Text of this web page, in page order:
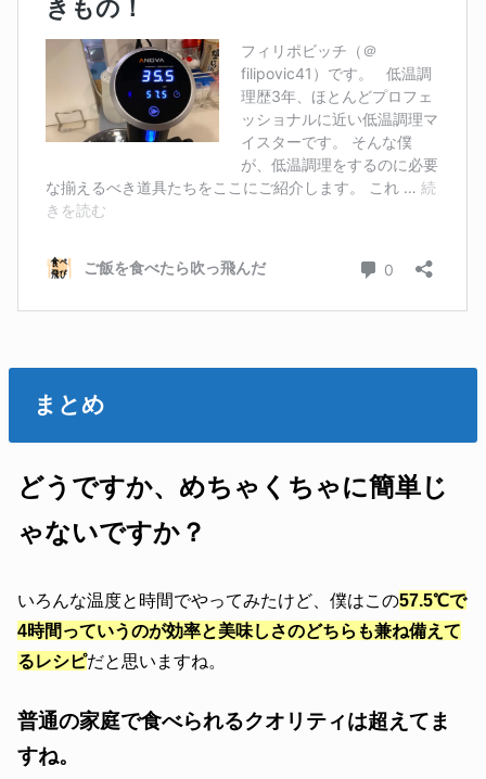
まとめ
どうですか、めちゃくちゃに簡単じ
ゃないですか？
いろんな温度と時間でやってみたけど、僕はこの57.5℃で
4時間っていうのが効率と美味しさのどちらも兼ね備えて
るレシピだと思いますね。
普通の家庭で食べられるクオリティは超えてま
すね。